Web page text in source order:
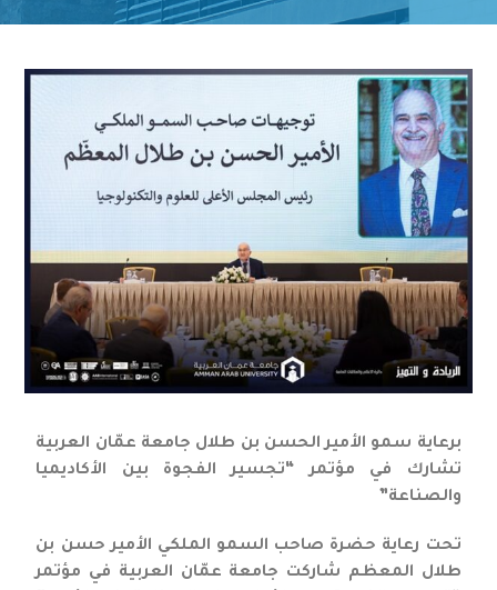
برعاية سمو الأمير الحسن بن طلال جامعة عمّان العربية
تشارك في مؤتمر “تجسير الفجوة بين الأكاديميا
والصناعة”
تحت رعاية حضرة صاحب السمو الملكي الأمير حسن بن
طلال المعظم شاركت جامعة عمّان العربية في مؤتمر